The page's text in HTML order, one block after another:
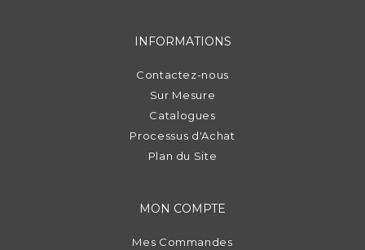
INFORMATIONS
Contactez-nous
Sur Mesure
Catalogues
Processus d'Achat
Plan du Site
MON COMPTE
Mes Commandes